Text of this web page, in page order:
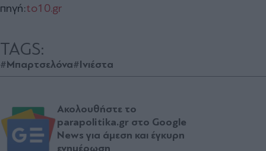
πηγή:to10.gr
TAGS:
#Μπαρτσελόνα#Ινιέστα
Ακολουθήστε το
parapolitika.gr στο Google
News για άμεση και έγκυρη
ενημέρωση